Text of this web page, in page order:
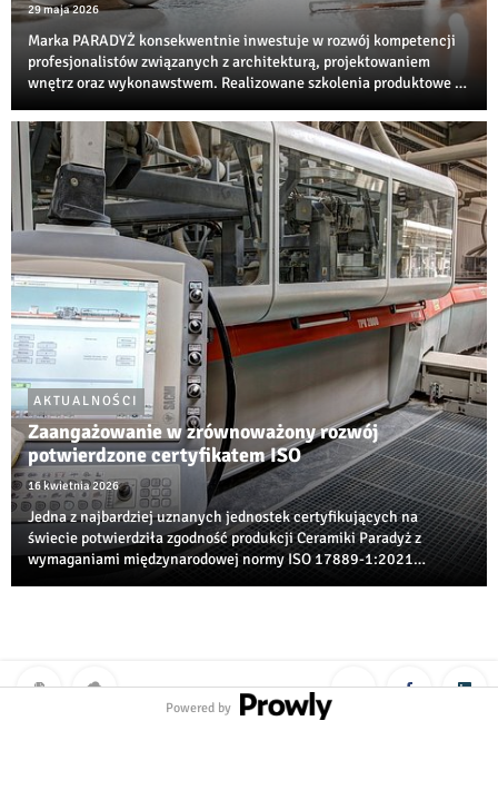
29 maja 2026
Marka PARADYŻ konsekwentnie inwestuje w rozwój kompetencji
profesjonalistów związanych z architekturą, projektowaniem
wnętrz oraz wykonawstwem. Realizowane szkolenia produktowe i
edukacyjnych w branży ceramiczne...
AKTUALNOŚCI
Zaangażowanie w zrównoważony rozwój
potwierdzone certyfikatem ISO
16 kwietnia 2026
Jedna z najbardziej uznanych jednostek certyfikujących na
świecie potwierdziła zgodność produkcji Ceramiki Paradyż z
wymaganiami międzynarodowej normy ISO 17889‑1:2021
Powered by